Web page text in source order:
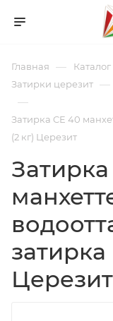
Главная — Каталог
Затирки церезит —
—
Затирка CE 40
(2 кг) Церезит
затирка
Церезит